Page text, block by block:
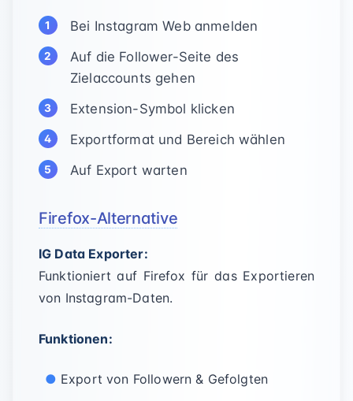
Bei Instagram Web anmelden
Auf die Follower-Seite des
Zielaccounts gehen
Extension-Symbol klicken
Exportformat und Bereich wählen
Auf Export warten
Firefox-Alternative
IG Data Exporter:
Funktioniert auf Firefox für das Exportieren
von Instagram-Daten.
Funktionen:
Export von Followern & Gefolgten